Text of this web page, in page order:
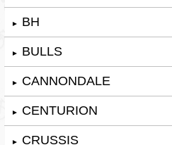
► BH
► BULLS
► CANNONDALE
► CENTURION
► CRUSSIS